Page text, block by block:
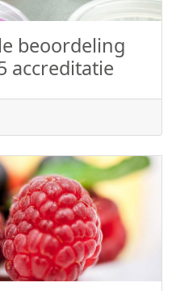
beoordeling
accreditatie